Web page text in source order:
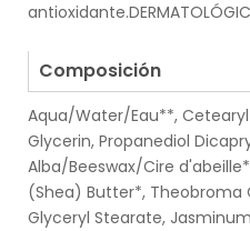
Composición
Aqua/Water/Eau**,
Glycerin, Propanediol
Alba/Beeswax/Cire
(Shea) Butter*,
Glyceryl Stearate,